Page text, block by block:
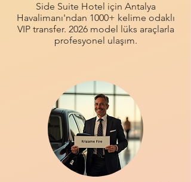
Side Suite Hotel için Antalya
Havalimanı'ndan 1000+ kelime odaklı
VIP transfer. 2026 model lüks araçlarla
profesyonel ulaşım.